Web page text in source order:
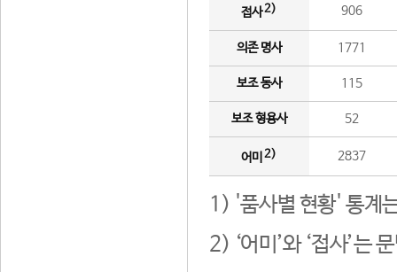
접사2) 906
의존 명사 1771
보조 동사 115
보조 형용사 52
어미 2) 2837
1) '품사별 현황' 통계
2) ‘어미’와 ‘접사’는